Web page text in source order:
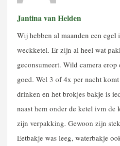
Jantina van Helden
Wij hebben al maanden een egel
weckketel. Er zijn al heel wat
geconsumeert. Wild camera
goed. Wel 3 of 4x per nacht
drinken en het brokjes bakje is
naast hem onder de ketel ivm
zijn verpakking. Gewoon zijn
Eetbakje was leeg, waterbakje